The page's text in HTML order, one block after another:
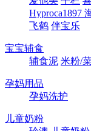
Hyproca1897
飞鹤 伴宝乐
宝宝辅食
辅食泥 米粉/
孕妈用品
孕妈洗护
儿童奶粉